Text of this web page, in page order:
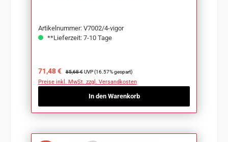
Artikelnummer: V7002/4-vigor
**Lieferzeit: 7-10 Tage
Verkaufspreis:
71,48 € Regulärer Preis:
85,68 € UVP (16.57% gespart)
Preise inkl. MwSt. zzgl. Versandkosten
In den Warenkorb